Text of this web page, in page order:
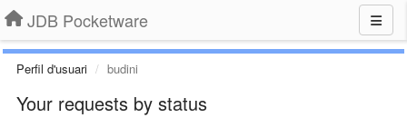
JDB Pocketware
Perfil d'usuari budini
Your requests by status